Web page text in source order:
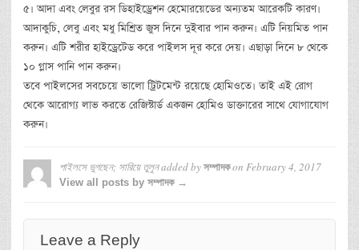
৫। আদা এবং লেবুর রস ডিহাইড্রেশন হেমোরয়েডের অন্যতম আরেকটি কারণ।
আদাকুচি, লেবু এবং মধু মিশ্রিত জুস দিনে দুইবার পান করুন। এটি নিয়মিত পান
করুন। এটি শরীর হাইড্রেটেড করে পাইলস দূর করে দেয়। এছাড়া দিনে ৮ থেকে
১০ গ্লাস পানি পান করুন।
তবে পাইলসের সবচেয়ে ভালো ট্রিটমেন্ট রয়েছে হোমিওতে। তাই এই রোগ
থেকে আরোগ্য লাভ করতে রেজিস্টার্ড একজন হোমিও ডাক্তারের সাথে যোগাযোগ
করুন।
পাইলসে ভুগছেন; সারিয়ে তুলুনadded by সম্পাদকon February 4, 2017
View all posts by সম্পাদক →
Leave a Reply